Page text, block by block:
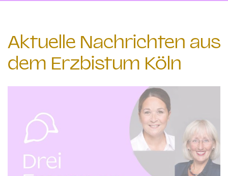
Aktuelle Nachrichten aus
dem Erzbistum Köln